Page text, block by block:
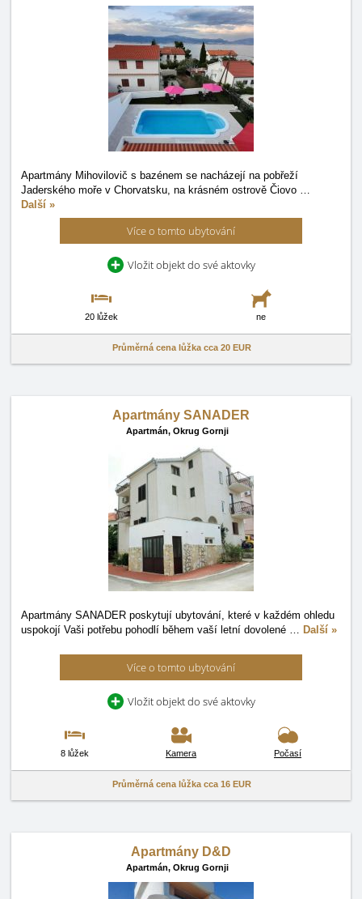
Apartmány Mihovilovič s bazénem se nacházejí na pobřeží
Jaderského moře v Chorvatsku, na krásném ostrově Čiovo …
Další »
Více o tomto ubytování
Vložit objekt do své aktovky
20 lůžek ne
Průměrná cena lůžka cca 20 EUR
Apartmány SANADER
Apartmán, Okrug Gornji
Apartmány SANADER poskytují ubytování, které v každém ohledu
uspokojí Vaši potřebu pohodlí během vaší letní dovolené … Další »
Více o tomto ubytování
Vložit objekt do své aktovky
8 lůžek Kamera Počasí
Průměrná cena lůžka cca 16 EUR
Apartmány D&D
Apartmán, Okrug Gornji